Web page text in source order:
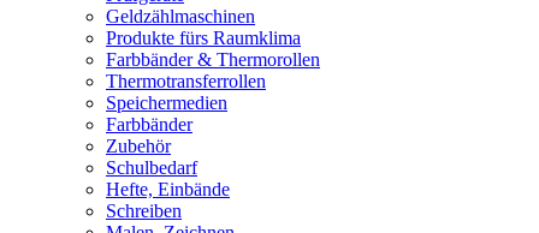
Geldzählmaschinen
Produkte fürs Raumklima
Farbbänder & Thermorollen
Thermotransferrollen
Speichermedien
Farbbänder
Zubehör
Schulbedarf
Hefte, Einbände
Schreiben